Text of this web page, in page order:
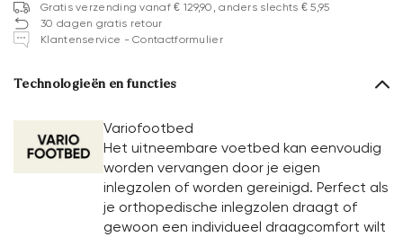
Gratis verzending vanaf € 129,90, anders slechts € 5,95
30 dagen gratis retour
Klantenservice - Contactformulier
Technologieën en functies
Variofootbed
Het uitneembare voetbed kan eenvoudig
worden vervangen door je eigen
inlegzolen of worden gereinigd. Perfect als
je orthopedische inlegzolen draagt of
gewoon een individueel draagcomfort wilt